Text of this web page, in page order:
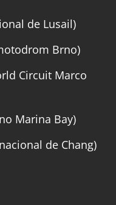
de Lusail)
Brno)
Circuit Marco
Marina Bay)
de Chang)